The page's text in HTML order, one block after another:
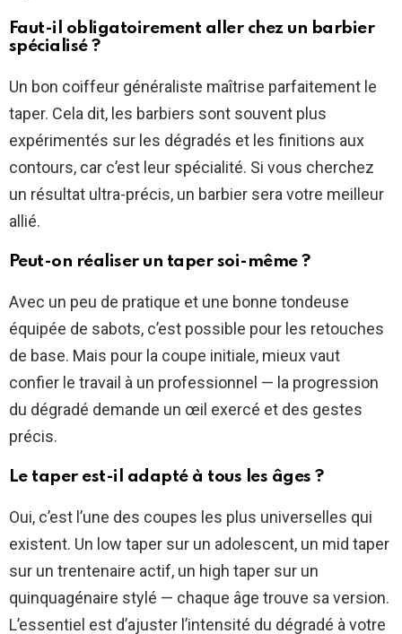
Faut-il obligatoirement aller chez un barbier
spécialisé ?
Un bon coiffeur généraliste maîtrise parfaitement le
taper. Cela dit, les barbiers sont souvent plus
expérimentés sur les dégradés et les finitions aux
contours, car c’est leur spécialité. Si vous cherchez
un résultat ultra-précis, un barbier sera votre meilleur
allié.
Peut-on réaliser un taper soi-même ?
Avec un peu de pratique et une bonne tondeuse
équipée de sabots, c’est possible pour les retouches
de base. Mais pour la coupe initiale, mieux vaut
confier le travail à un professionnel — la progression
du dégradé demande un œil exercé et des gestes
précis.
Le taper est-il adapté à tous les âges ?
Oui, c’est l’une des coupes les plus universelles qui
existent. Un low taper sur un adolescent, un mid taper
sur un trentenaire actif, un high taper sur un
quinquagénaire stylé — chaque âge trouve sa version.
L’essentiel est d’ajuster l’intensité du dégradé à votre